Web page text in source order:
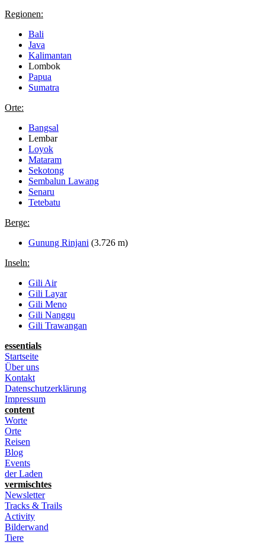
Regionen:
Bali
Java
Kalimantan
Lombok
Papua
Sumatra
Orte:
Bangsal
Lembar
Loyok
Mataram
Sekotong
Sembalun Lawang
Senaru
Tetebatu
Berge:
Gunung Rinjani (3.726 m)
Inseln:
Gili Air
Gili Layar
Gili Meno
Gili Nanggu
Gili Trawangan
essentials
Startseite
Über uns
Kontakt
Datenschutzerklärung
Impressum
content
Worte
Orte
Reisen
Blog
Events
der Laden
vermischtes
Newsletter
Tracks & Trails
Activity
Bilderwand
Tiere